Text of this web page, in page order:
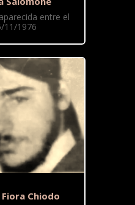
entre el
11/1976
Chiodo